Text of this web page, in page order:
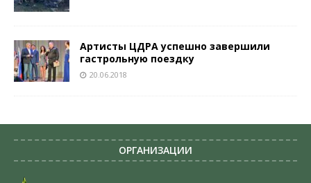
Артисты ЦДРА успешно завершили
гастрольную поездку
20.06.2018
ОРГАНИЗАЦИИ